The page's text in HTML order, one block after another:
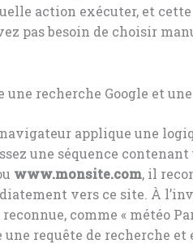
action exécuter, et
pas besoin de choisir
recherche Google et
applique une
une séquence contenant
www.monsite.com, il
vers ce site. À
comme « météo
requête de recherche et